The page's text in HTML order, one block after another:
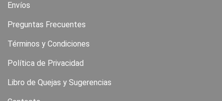
Envíos
Preguntas Frecuentes
Términos y Condiciones
Política de Privacidad
Libro de Quejas y Sugerencias